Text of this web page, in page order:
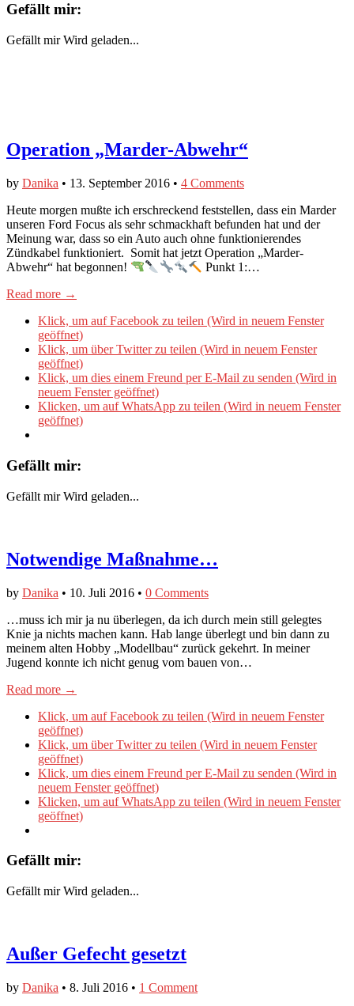
Gefällt mir:
Gefällt mir Wird geladen...
Operation „Marder-Abwehr“
by Danika • 13. September 2016 • 4 Comments
Heute morgen mußte ich erschreckend feststellen, dass ein Marder
unseren Ford Focus als sehr schmackhaft befunden hat und der
Meinung war, dass so ein Auto auch ohne funktionierendes
Zündkabel funktioniert. Somit hat jetzt Operation „Marder-
Abwehr“ hat begonnen!
Punkt 1:…
Read more →
Klick, um auf Facebook zu teilen (Wird in neuem Fenster
geöffnet)
Klick, um über Twitter zu teilen (Wird in neuem Fenster
geöffnet)
Klick, um dies einem Freund per E-Mail zu senden (Wird in
neuem Fenster geöffnet)
Klicken, um auf WhatsApp zu teilen (Wird in neuem Fenster
geöffnet)
Gefällt mir:
Gefällt mir Wird geladen...
Notwendige Maßnahme…
by Danika • 10. Juli 2016 • 0 Comments
…muss ich mir ja nu überlegen, da ich durch mein still gelegtes
Knie ja nichts machen kann. Hab lange überlegt und bin dann zu
meinem alten Hobby „Modellbau“ zurück gekehrt. In meiner
Jugend konnte ich nicht genug vom bauen von…
Read more →
Klick, um auf Facebook zu teilen (Wird in neuem Fenster
geöffnet)
Klick, um über Twitter zu teilen (Wird in neuem Fenster
geöffnet)
Klick, um dies einem Freund per E-Mail zu senden (Wird in
neuem Fenster geöffnet)
Klicken, um auf WhatsApp zu teilen (Wird in neuem Fenster
geöffnet)
Gefällt mir:
Gefällt mir Wird geladen...
Außer Gefecht gesetzt
by Danika • 8. Juli 2016 • 1 Comment